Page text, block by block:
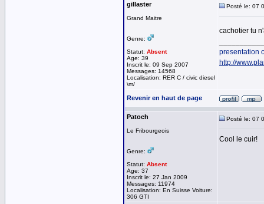
gillaster
Grand Maitre
Genre:
Statut: Absent
Age: 39
Inscrit le: 09 Sep 2007
Messages: 14568
Localisation: RER C / civic diesel
\m/
Posté le: 07
cachotier tu
presentation
http://
Revenir en haut de page
Patoch
Le Fribourgeois
Genre:
Statut: Absent
Age: 37
Inscrit le: 27 Jan 2009
Messages: 11974
Localisation: En Suisse Voiture:
306 GTI
Posté le: 07
Cool le cuir!